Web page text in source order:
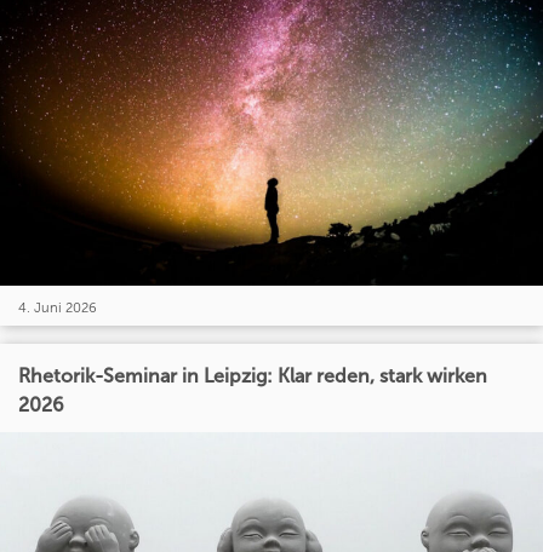
4. Juni 2026
Rhetorik-Seminar in Leipzig: Klar reden, stark wirken
2026